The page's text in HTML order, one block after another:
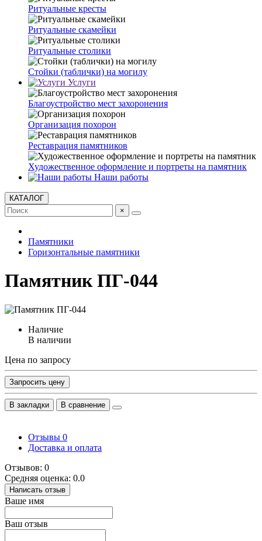
Ритуальные кресты
Ритуальные скамейки
Ритуальные столики
Стойки (таблички) на могилу
Услуги
Благоустройство мест захоронения
Организация похорон
Реставрация памятников
Художественное оформление и портреты на памятник
Наши работы
КАТАЛОГ
×
Памятники
Горизонтальные памятники
Памятник ПГ-044
Наличие
В наличии
Цена по запросу
Запросить цену
В закладки В сравнение
Отзывы 0
Доставка и оплата
Отзывов: 0
Средняя оценка: 0.0
Написать отзыв
Ваше имя
Ваш отзыв